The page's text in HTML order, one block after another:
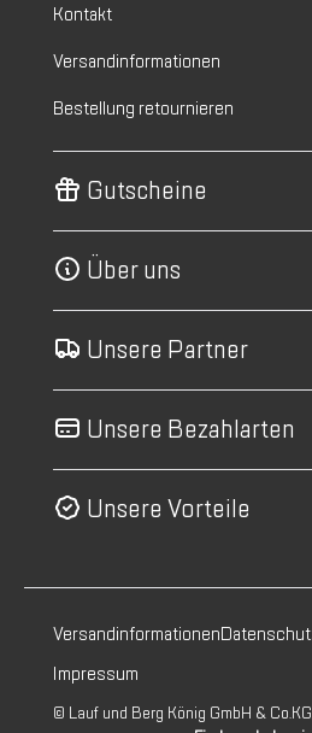
Kontakt
Versandinformationen
Bestellung retournieren
Gutscheine
Über uns
Unsere Partner
Unsere Bezahlarten
Unsere Vorteile
Versandinformationen
Impressum
© Lauf und Berg König GmbH &